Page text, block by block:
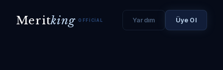
Meritking OFFICIAL Yardım Üye Ol